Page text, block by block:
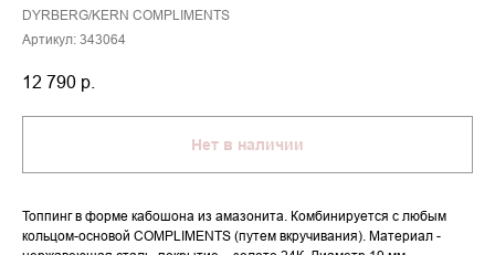
DYRBERG/KERN COMPLIMENTS
Артикул: 343064
12 790 р.
Нет в наличии
Топпинг в форме кабошона из амазонита. Комбинируется с любым
кольцом-основой COMPLIMENTS (путем вкручивания). Материал -